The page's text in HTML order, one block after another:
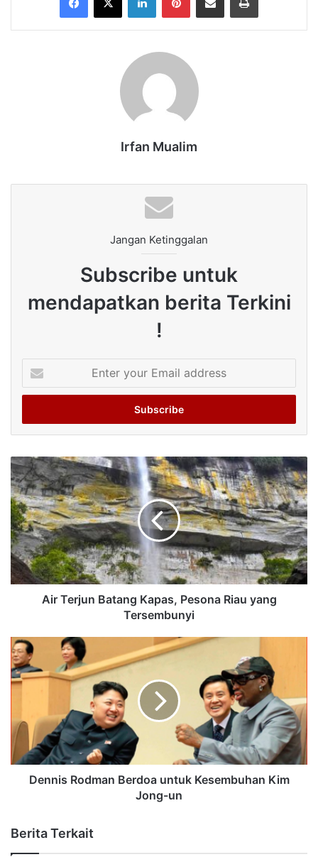
Irfan Mualim
Jangan Ketinggalan
Subscribe untuk
mendapatkan berita Terkini
!
your
Email
Air Terjun Batang Kapas, Pesona Riau yang
Tersembunyi
Dennis Rodman Berdoa untuk Kesembuhan Kim
Jong-un
Berita Terkait